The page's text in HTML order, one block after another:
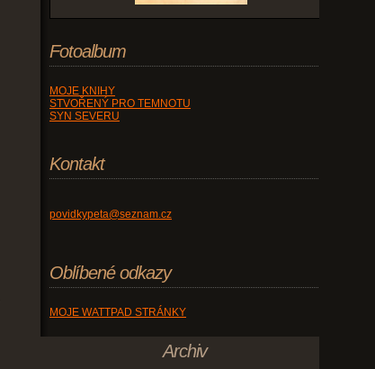
Fotoalbum
MOJE KNIHY
STVOŘENÝ PRO TEMNOTU
SYN SEVERU
Kontakt
povidkypeta@seznam.cz
Oblíbené odkazy
MOJE WATTPAD STRÁNKY
Archiv